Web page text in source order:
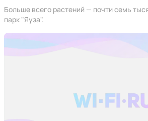
Больше всего растений — почти семь
парк "Яуза".